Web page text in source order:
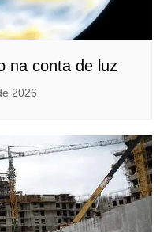
na conta de luz
2026